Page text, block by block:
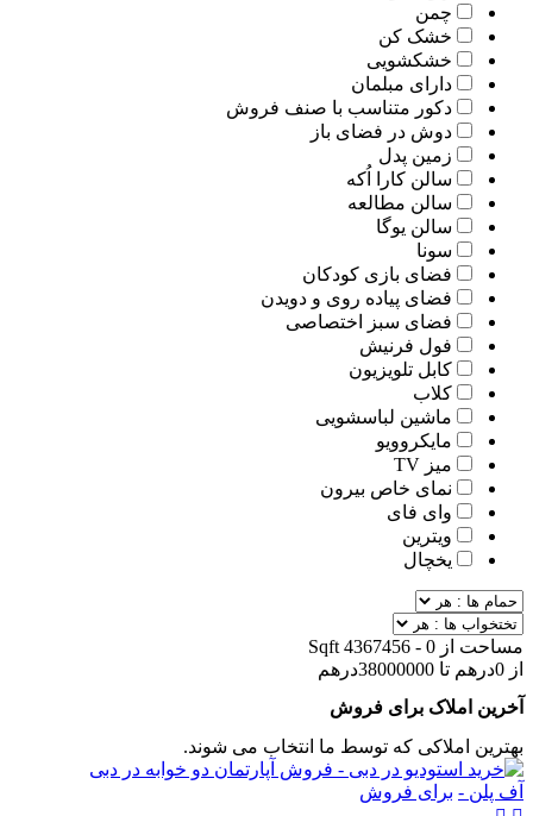
چمن
خشک کن
خشکشویی
دارای مبلمان
دکور متناسب با صنف فروش
دوش در فضای باز
زمین پدل
سالن کارا اُکه
سالن مطالعه
سالن یوگا
سونا
فضای بازی کودکان
فضای پیاده روی و دویدن
فضای سبز اختصاصی
فول فرنیش
کابل تلویزیون
کلاب
ماشین لباسشویی
مایکروویو
میز TV
نمای خاص بیرون
وای فای
ویترین
یخچال
مساحت از 0
-
4367456
Sqft
از 0درهم تا 38000000درهم
آخرین املاک برای فروش
بهترین املاکی که توسط ما انتخاب می شوند.
آف پلن - برای فروش